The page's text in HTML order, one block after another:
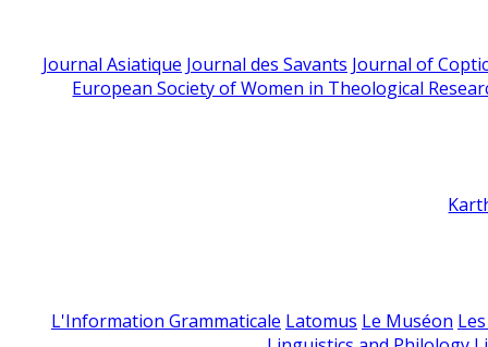
Journal Asiatique Journal des Savants Journal of
European Society of Women in Theological
L'Information Grammaticale Latomus Le Muséon